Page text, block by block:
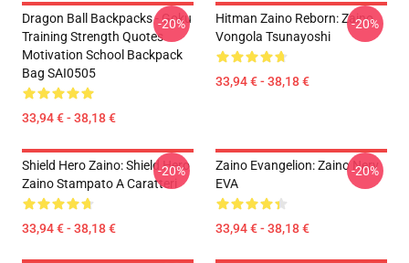
Dragon Ball Backpacks - Goku
Training Strength Quotes
Motivation School Backpack
Bag SAI0505
33,94 € - 38,18 €
-20%
Hitman Zaino Reborn: Zaino
Vongola Tsunayoshi
33,94 € - 38,18 €
-20%
Shield Hero Zaino: Shield Hero
Zaino Stampato A Caratteri
33,94 € - 38,18 €
-20%
Zaino Evangelion: Zaino Nerv
EVA
33,94 € - 38,18 €
-20%